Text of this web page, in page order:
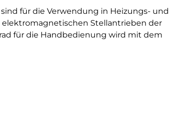
für die Verwendung in Heizungs- und
Stellantrieben der
für die Handbedienung wird mit dem